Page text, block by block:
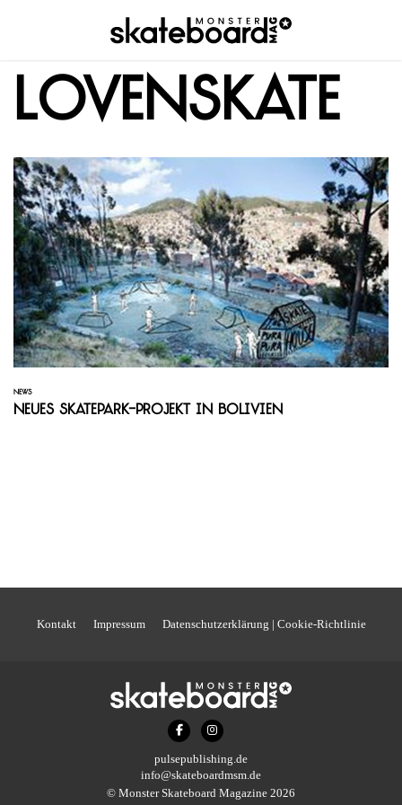
LovenSkate
NEWS
Neues Skatepark-Projekt in Bolivien
Kontakt Impressum Datenschutzerklärung | Cookie-Richtlinie
pulsepublishing.de
info@skateboardmsm.de
© Monster Skateboard Magazine 2026